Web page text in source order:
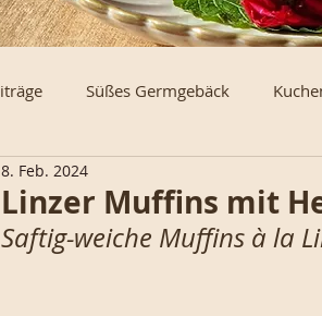
Süßes Germgebäck
des Monats
Linzer Muffins mit
8. Feb. 2024
Saftig-weiche Muffins à la